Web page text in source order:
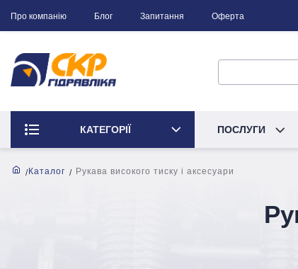
Про компанію Блог Запитання Оферта
КАТЕГОРІЇ ПОСЛУГИ
Каталог Рукава високого тиску і аксесуари